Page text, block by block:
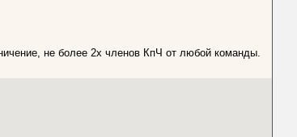
не более 2х членов КпЧ от любой команды.